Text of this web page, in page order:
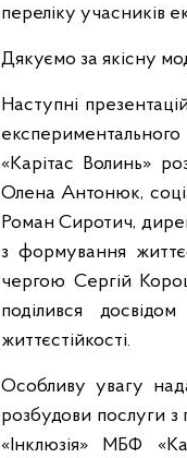
переліку учасників
Дякуємо за якісну
Наступні
«Карітас Волинь»
Олена Антонюк,
Роман Сиротич,
з формування
чергою Сергій
поділився
життєстійкості.
Особливу увагу
розбудови послуги з
«Інклюзія» МБФ